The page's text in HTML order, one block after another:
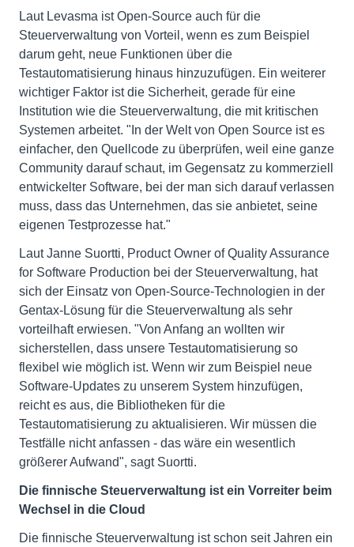
Laut Levasma ist Open-Source auch für die
Steuerverwaltung von Vorteil, wenn es zum Beispiel
darum geht, neue Funktionen über die
Testautomatisierung hinaus hinzuzufügen. Ein weiterer
wichtiger Faktor ist die Sicherheit, gerade für eine
Institution wie die Steuerverwaltung, die mit kritischen
Systemen arbeitet. "In der Welt von Open Source ist es
einfacher, den Quellcode zu überprüfen, weil eine ganze
Community darauf schaut, im Gegensatz zu kommerziell
entwickelter Software, bei der man sich darauf verlassen
muss, dass das Unternehmen, das sie anbietet, seine
eigenen Testprozesse hat."
Laut Janne Suortti, Product Owner of Quality Assurance
for Software Production bei der Steuerverwaltung, hat
sich der Einsatz von Open-Source-Technologien in der
Gentax-Lösung für die Steuerverwaltung als sehr
vorteilhaft erwiesen. "Von Anfang an wollten wir
sicherstellen, dass unsere Testautomatisierung so
flexibel wie möglich ist. Wenn wir zum Beispiel neue
Software-Updates zu unserem System hinzufügen,
reicht es aus, die Bibliotheken für die
Testautomatisierung zu aktualisieren. Wir müssen die
Testfälle nicht anfassen - das wäre ein wesentlich
größerer Aufwand", sagt Suortti.
Die finnische Steuerverwaltung ist ein Vorreiter beim
Wechsel in die Cloud
Die finnische Steuerverwaltung ist schon seit Jahren ein